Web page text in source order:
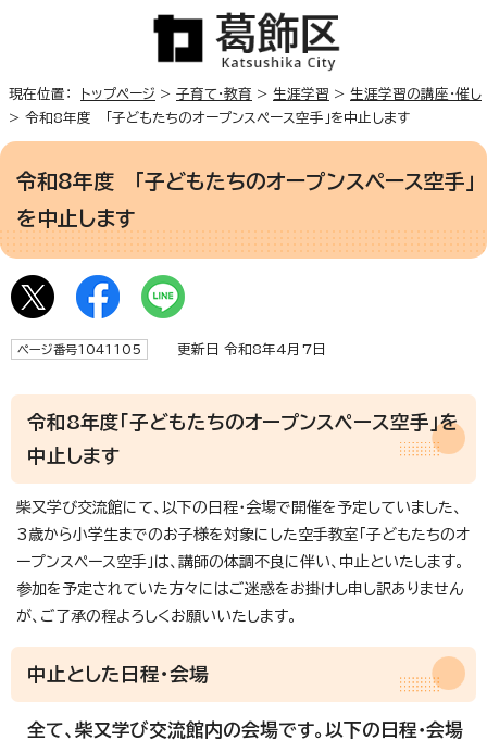
現在位置： トップページ > 子育て・教育 > 生涯学習 > 生涯学習の講座・催し
> 令和8年度 「子どもたちのオープンスペース空手」を中止します
令和8年度 「子どもたちのオープンスペース空手」
を中止します
ページ番号1041105 更新日 令和8年4月7日
令和8年度「子どもたちのオープンスペース空手」を
中止します
柴又学び交流館にて、以下の日程・会場で開催を予定していました、
3歳から小学生までのお子様を対象にした空手教室「子どもたちのオ
ープンスペース空手」は、講師の体調不良に伴い、中止といたします。
参加を予定されていた方々にはご迷惑をお掛けし申し訳ありません
が、ご了承の程よろしくお願いいたします。
中止とした日程・会場
全て、柴又学び交流館内の会場です。以下の日程・会場